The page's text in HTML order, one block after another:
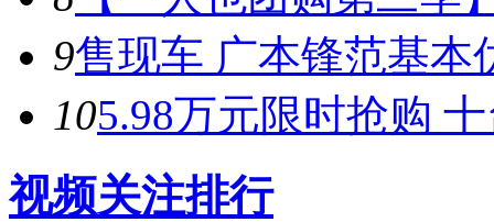
9售现车 广本锋范基本
105.98万元限时抢购
视频关注排行